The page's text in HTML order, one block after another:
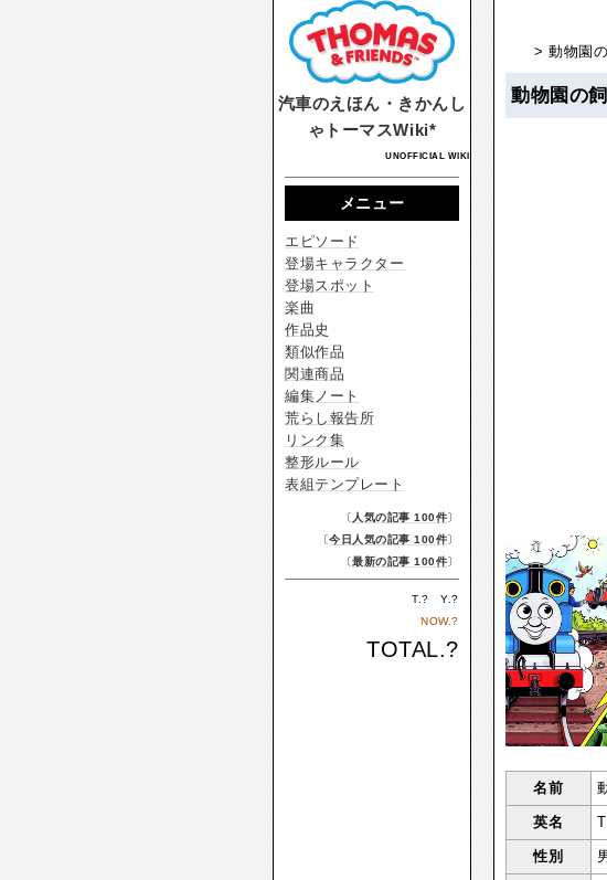
汽車のえほん・きかんし
ゃトーマスWiki*
UNOFFICIAL WIKI
> 動物園
動物園の
名前
英名
性別
メニュー
エピソード
登場キャラクター
登場スポット
楽曲
作品史
類似作品
関連商品
編集ノート
荒らし報告所
リンク集
整形ルール
表組テンプレート
〔 人気の記事 100件〕
〔今日人気の記事 100件〕
〔最新の記事 100件〕
T.? Y.?
NOW.?
TOTAL.?